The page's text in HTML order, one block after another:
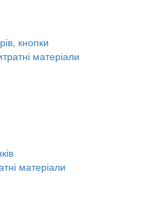
кнопки
матеріали
матеріали